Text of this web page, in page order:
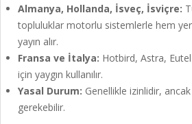
Almanya, Hollanda, İsveç, İsviçre:
topluluklar motorlu sistemlerle hem
yayın alır.
Fransa ve İtalya: Hotbird, Astra,
için yaygın kullanılır.
Yasal Durum: Genellikle izinlidir,
gerekebilir.